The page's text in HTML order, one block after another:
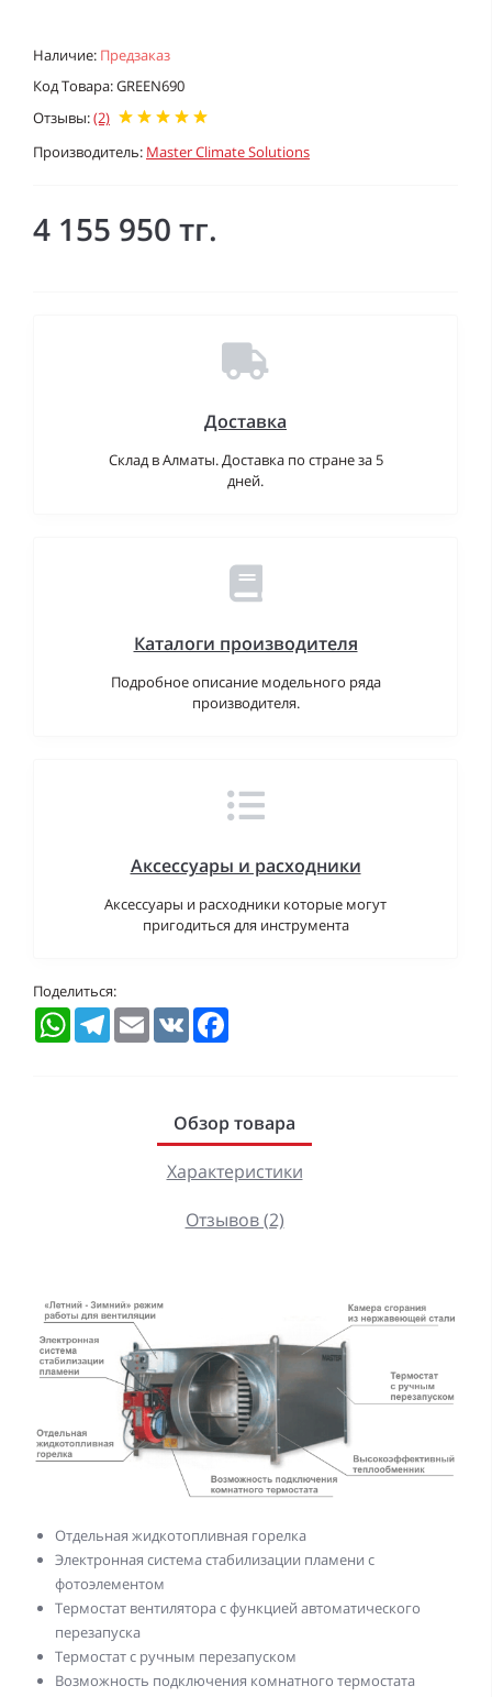
Наличие: Предзаказ
Код Товара: GREEN690
Отзывы:(2)
Производитель: Master Climate Solutions
4 155 950 тг.
Доставка
Склад в Алматы. Доставка по стране за 5
дней.
Каталоги производителя
Подробное описание модельного ряда
производителя.
Аксессуары и расходники
Аксессуары и расходники которые могут
пригодиться для инструмента
Поделиться:
WhatsAppTelegramEmail VK
Обзор товара
Характеристики
Отзывов (2)
Отдельная жидкотопливная горелка
Электронная система стабилизации пламени с
фотоэлементом
Термостат вентилятора с функцией автоматического
перезапуска
Термостат с ручным перезапуском
Возможность подключения комнатного термостата